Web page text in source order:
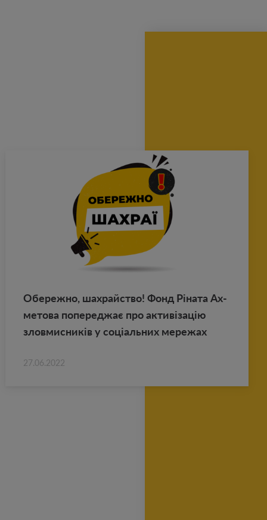
Обе­реж­но, шахрай­ство! Фонд Ріната Ах­
ме­то­ва по­пе­реджає про активізацію
злов­мис­ників у соціаль­них ме­ре­жах
27.06.2022